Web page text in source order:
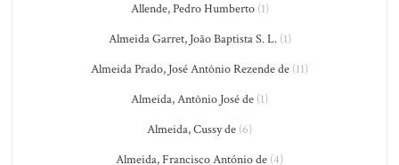
Allende, Pedro Humberto(1)
Almeida Garret, João Baptista S. L.(1)
Almeida Prado, José Antônio Rezende de (11)
Almeida, Antônio José de (1)
Almeida, Cussy de (6)
Almeida, Francisco António de (4)